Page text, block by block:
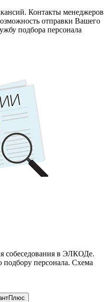
Контакты менеджеров
отправки Вашего
подбора персонала
собеседования в ЭЛКОДе.
персонала. Схема